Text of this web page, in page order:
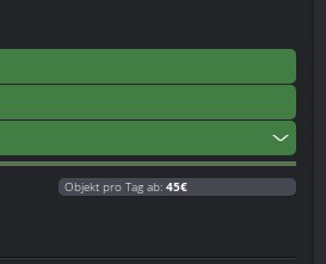
Objekt pro Tag ab: 45€